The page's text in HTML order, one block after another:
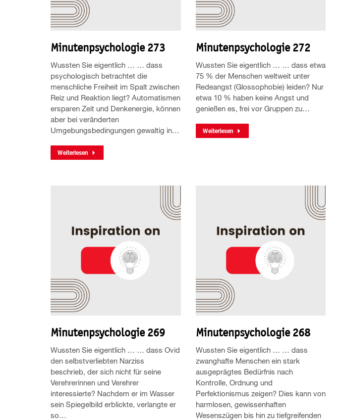
Minutenpsychologie 273
Wussten Sie eigentlich … … dass
psychologisch betrachtet die
menschliche Freiheit im Spalt zwischen
Reiz und Reaktion liegt? Automatismen
ersparen Zeit und Denkenergie, können
aber bei veränderten
Umgebungsbedingungen gewaltig in…
Weiterlesen
Minutenpsychologie 272
Wussten Sie eigentlich … … dass etwa
75 % der Menschen weltweit unter
Redeangst (Glossophobie) leiden? Nur
etwa 10 % haben keine Angst und
genießen es, frei vor Gruppen zu…
Weiterlesen
Minutenpsychologie 269
Wussten Sie eigentlich … … dass Ovid
den selbstverliebten Narziss
beschrieb, der sich nicht für seine
Verehrerinnen und Verehrer
interessierte? Nachdem er im Wasser
sein Spiegelbild erblickte, verlangte er
so…
Minutenpsychologie 268
Wussten Sie eigentlich … … dass
zwanghafte Menschen ein stark
ausgeprägtes Bedürfnis nach
Kontrolle, Ordnung und
Perfektionismus zeigen? Dies kann von
harmlosen, gewissenhaften
Wesenszügen bis hin zu tiefgreifenden